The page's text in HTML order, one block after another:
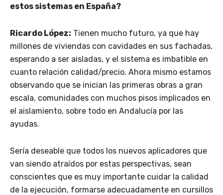
estos sistemas en España?
Ricardo López: Tienen mucho futuro, ya que hay
millones de viviendas con cavidades en sus fachadas,
esperando a ser aisladas, y el sistema es imbatible en
cuanto relación calidad/precio. Ahora mismo estamos
observando que se inician las primeras obras a gran
escala, comunidades con muchos pisos implicados en
el aislamiento, sobre todo en Andalucía por las
ayudas.
Sería deseable que todos los nuevos aplicadores que
van siendo atraídos por estas perspectivas, sean
conscientes que es muy importante cuidar la calidad
de la ejecución, formarse adecuadamente en cursillos